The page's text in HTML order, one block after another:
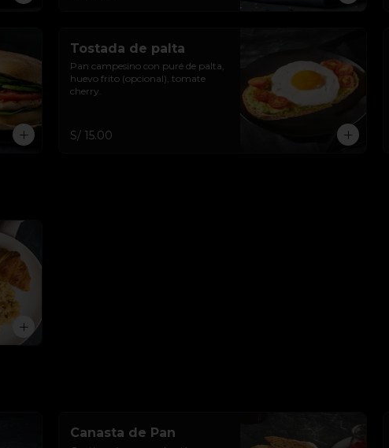
Tostada de palta
Pan campesino con puré de palta,
huevo frito (opcional), tomate
cherry.
S/ 15.00
Canasta de Pan